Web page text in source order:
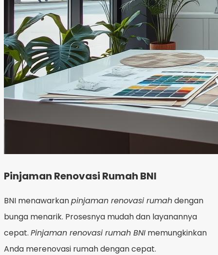
Pinjaman Renovasi Rumah BNI
BNI menawarkanpinjaman renovasi rumahdengan
bunga menarik. Prosesnya mudah dan layanannya
cepat. Pinjaman renovasi rumah BNI memungkinkan
Anda merenovasi rumah dengan cepat.